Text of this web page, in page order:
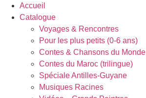
Accueil
Catalogue
Voyages & Rencontres
Pour les plus petits (0-6 ans)
Contes & Chansons du Monde
Contes du Maroc (trilingue)
Spéciale Antilles-Guyane
Musiques Racines